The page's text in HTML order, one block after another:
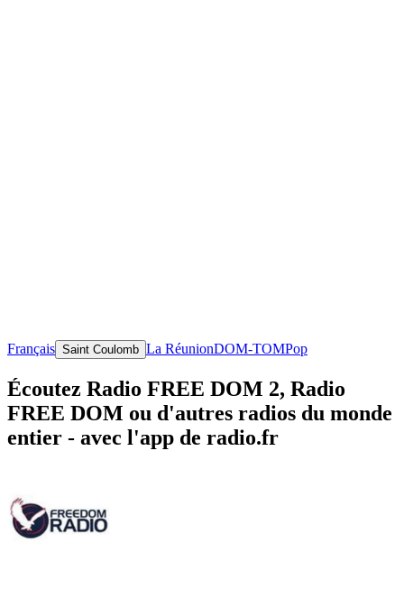
Français Saint Coulomb La RéunionDOM-TOMPop
Écoutez Radio FREE DOM 2, Radio
FREE DOM ou d'autres radios du monde
entier - avec l'app de radio.fr